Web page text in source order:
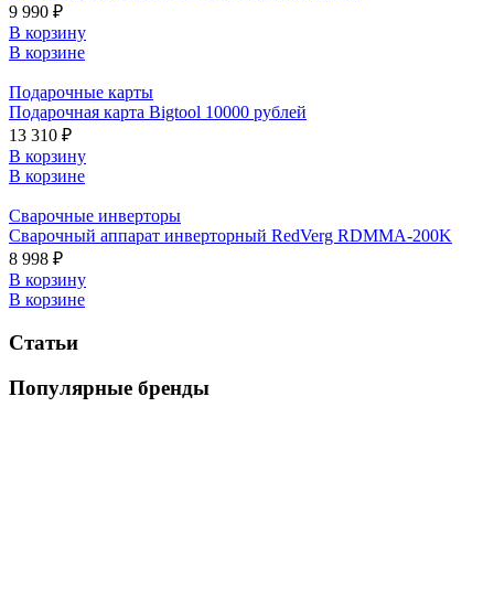
9 990 ₽
В корзину
В корзине
Подарочные карты
Подарочная карта Bigtool 10000 рублей
13 310 ₽
В корзину
В корзине
Сварочные инверторы
Сварочный аппарат инверторный RedVerg RDMMA-200K
8 998 ₽
В корзину
В корзине
Статьи
Популярные бренды